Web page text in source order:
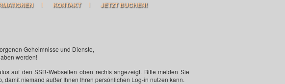
KONTAKT JETZT BUCHEN!
Geheimnisse und Dienste,
werden!
auf den SSR-Webseiten oben rechts angezeigt. Bitte melden Sie
damit niemand außer Ihnen Ihren persönlichen Log-in nutzen kann.